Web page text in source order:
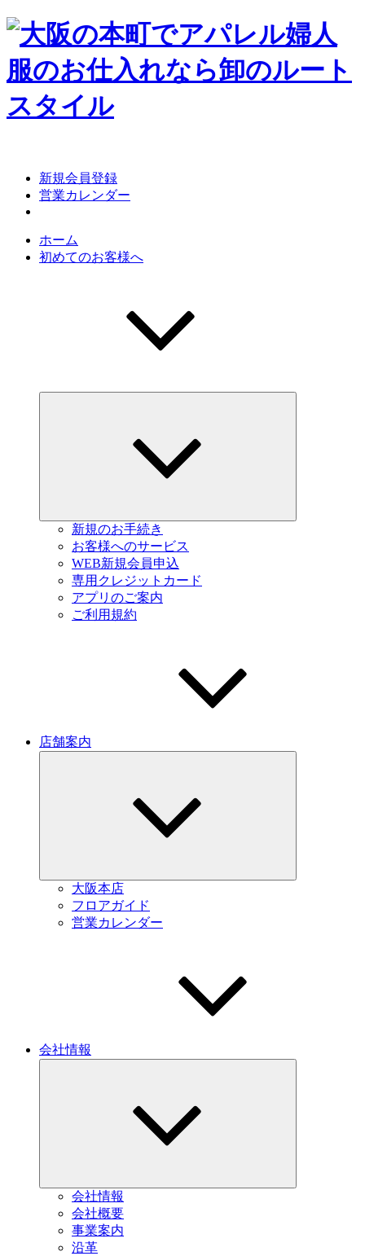
Skip
新規会員登録
営業カレンダー
ホーム
初めてのお客様へ
新規のお手続き
お客様へのサービス
WEB新規会員申込
専用クレジットカード
アプリのご案内
ご利用規約
店舗案内
大阪本店
フロアガイド
営業カレンダー
会社情報
会社情報
会社概要
事業案内
沿革